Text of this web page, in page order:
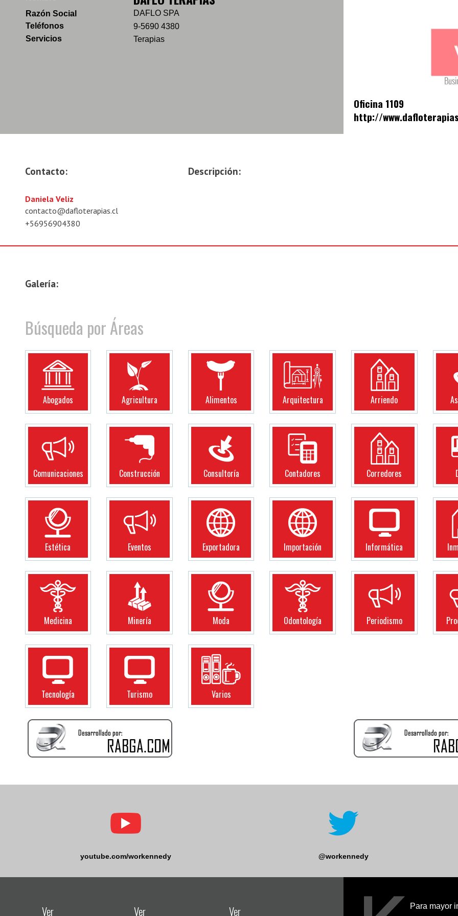
Razón Social
DAFLO SPA
Teléfonos
9-5690 4380
Servicios
Terapias
Oficina 1109
http://
Contacto:
Daniela Veliz
contacto@dafloterapias.cl
+56956904380
Descripción:
Galería:
Búsqueda por Áreas
Abogados Agricultura Alimentos Arquitectura Arriendo
Comunicaciones Construcción Consultoría Contadores Corredores
Estética Eventos Exportadora Importación Informática
Medicina Minería Moda Odontología Periodismo
Tecnología Turismo Varios
youtube.com/workennedy @workennedy
Ver Ver Ver Para mayor